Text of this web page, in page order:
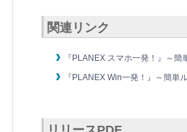
関連リンク
『PLANEX スマホ一発！』～
『PLANEX Win一発！』～簡単